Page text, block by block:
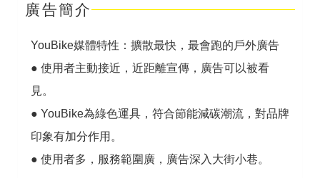
廣告簡介
YouBike媒體特性：擴散最快，最會跑的戶外廣告
● 使用者主動接近，近距離宣傳，廣告可以被看
見。
● YouBike為綠色運具，符合節能減碳潮流，對品牌
印象有加分作用。
● 使用者多，服務範圍廣，廣告深入大街小巷。